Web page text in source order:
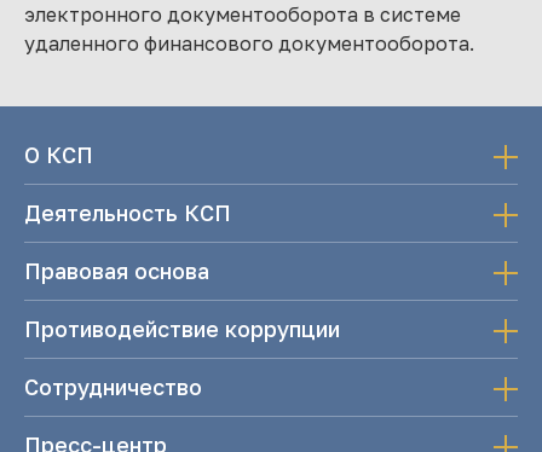
электронного документооборота в системе
удаленного финансового документооборота.
О КСП
Деятельность КСП
Правовая основа
Противодействие коррупции
Сотрудничество
Пресс-центр